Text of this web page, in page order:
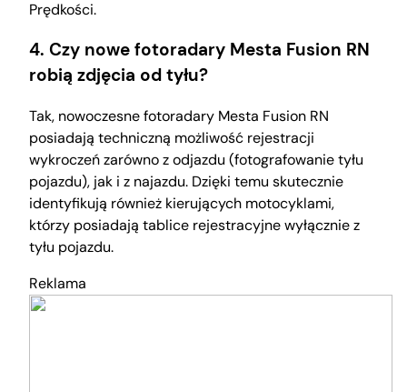
Prędkości.
4. Czy nowe fotoradary Mesta Fusion RN
robią zdjęcia od tyłu?
Tak, nowoczesne fotoradary Mesta Fusion RN
posiadają techniczną możliwość rejestracji
wykroczeń zarówno z odjazdu (fotografowanie tyłu
pojazdu), jak i z najazdu. Dzięki temu skutecznie
identyfikują również kierujących motocyklami,
którzy posiadają tablice rejestracyjne wyłącznie z
tyłu pojazdu.
Reklama